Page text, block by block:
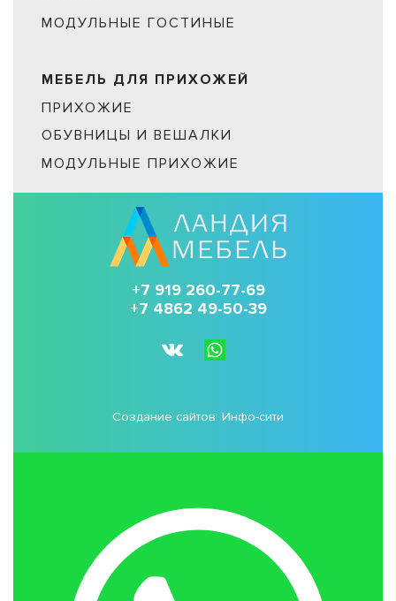
МОДУЛЬНЫЕ ГОСТИНЫЕ
МЕБЕЛЬ ДЛЯ ПРИХОЖЕЙ
ПРИХОЖИЕ
ОБУВНИЦЫ И ВЕШАЛКИ
МОДУЛЬНЫЕ ПРИХОЖИЕ
+7 919 260-77-69
+7 4862 49-50-39
Создание сайтов: Инфо-сити